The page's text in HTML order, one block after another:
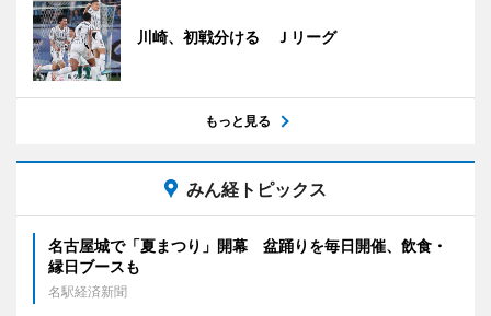
川崎、初戦分ける Ｊリーグ
もっと見る
みん経トピックス
名古屋城で「夏まつり」開幕 盆踊りを毎日開催、飲食・
縁日ブースも
名駅経済新聞